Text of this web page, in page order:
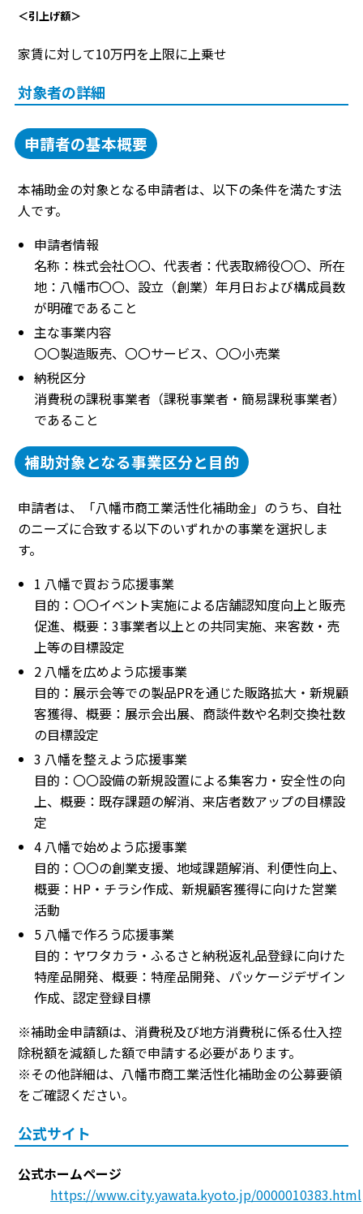
＜引上げ額＞
家賃に対して10万円を上限に上乗せ
対象者の詳細
申請者の基本概要
本補助金の対象となる申請者は、以下の条件を満たす法
人です。
申請者情報
名称：株式会社〇〇、代表者：代表取締役〇〇、所在
地：八幡市〇〇、設立（創業）年月日および構成員数
が明確であること
主な事業内容
〇〇製造販売、〇〇サービス、〇〇小売業
納税区分
消費税の課税事業者（課税事業者・簡易課税事業者）
であること
補助対象となる事業区分と目的
申請者は、「八幡市商工業活性化補助金」のうち、自社
のニーズに合致する以下のいずれかの事業を選択しま
す。
1 八幡で買おう応援事業
目的：〇〇イベント実施による店舗認知度向上と販売
促進、概要：3事業者以上との共同実施、来客数・売
上等の目標設定
2 八幡を広めよう応援事業
目的：展示会等での製品PRを通じた販路拡大・新規顧
客獲得、概要：展示会出展、商談件数や名刺交換社数
の目標設定
3 八幡を整えよう応援事業
目的：〇〇設備の新規設置による集客力・安全性の向
上、概要：既存課題の解消、来店者数アップの目標設
定
4 八幡で始めよう応援事業
目的：〇〇の創業支援、地域課題解消、利便性向上、
概要：HP・チラシ作成、新規顧客獲得に向けた営業
活動
5 八幡で作ろう応援事業
目的：ヤワタカラ・ふるさと納税返礼品登録に向けた
特産品開発、概要：特産品開発、パッケージデザイン
作成、認定登録目標
※補助金申請額は、消費税及び地方消費税に係る仕入控
除税額を減額した額で申請する必要があります。
※その他詳細は、八幡市商工業活性化補助金の公募要領
をご確認ください。
公式サイト
公式ホームページ
https://www.city.yawata.kyoto.jp/0000010383.html